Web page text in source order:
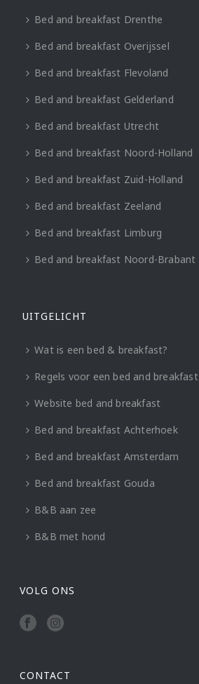
Bed and breakfast Drenthe
Bed and breakfast Overijssel
Bed and breakfast Flevoland
Bed and breakfast Gelderland
Bed and breakfast Utrecht
Bed and breakfast Noord-Holland
Bed and breakfast Zuid-Holland
Bed and breakfast Zeeland
Bed and breakfast Limburg
Bed and breakfast Noord-Brabant
UITGELICHT
Wat is een bed & breakfast?
Regels voor een bed and breakfast
Website bed and breakfast
Bed and breakfast Achterhoek
Bed and breakfast Amsterdam
Bed and breakfast Gouda
B&B aan zee
B&B met hond
VOLG ONS
CONTACT